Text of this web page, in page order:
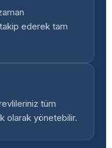
ederek tam
tüm
olarak yönetebilir.